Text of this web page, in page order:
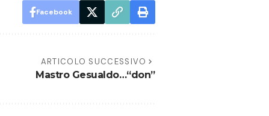
Facebook
ARTICOLO SUCCESSIVO
Mastro Gesualdo…“don”